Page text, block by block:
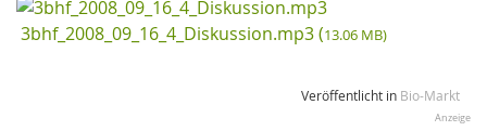
3bhf_2008_09_16_4_Diskussion.mp3 (13.06 MB)
Veröffentlicht in Bio-Markt
Anzeige